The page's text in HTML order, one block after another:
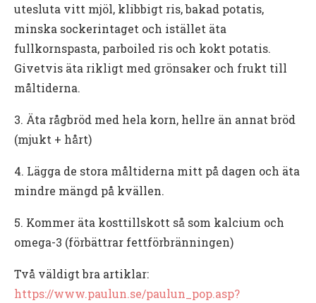
utesluta vitt mjöl, klibbigt ris, bakad potatis,
minska sockerintaget och istället äta
fullkornspasta, parboiled ris och kokt potatis.
Givetvis äta rikligt med grönsaker och frukt till
måltiderna.
3. Äta rågbröd med hela korn, hellre än annat bröd
(mjukt + hårt)
4. Lägga de stora måltiderna mitt på dagen och äta
mindre mängd på kvällen.
5. Kommer äta kosttillskott så som kalcium och
omega-3 (förbättrar fettförbränningen)
Två väldigt bra artiklar:
https://www.paulun.se/paulun_pop.asp?